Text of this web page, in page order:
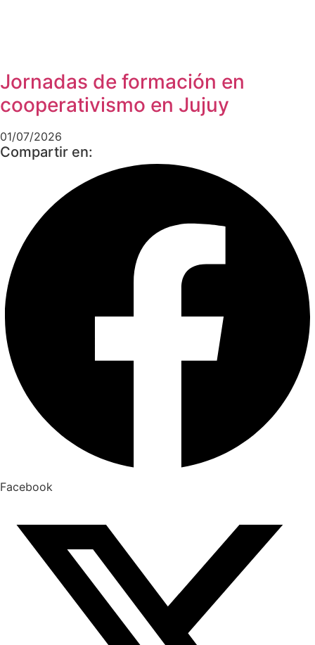
Jornadas de formación en
cooperativismo en Jujuy
01/07/2026
Compartir en:
Facebook